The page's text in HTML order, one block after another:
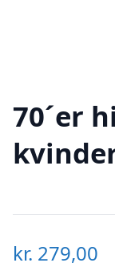
70´er
kr. 279,00